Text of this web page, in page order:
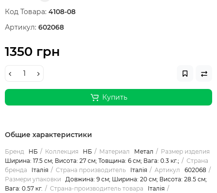
Код Товара: 4108-08
Артикул: 602068
1350 грн
Купить
Общие характеристики
Бренд НБ Коллекция НБ Материал Метал
Размер изделия
Ширина: 17.5 см; Висота: 27 см; Товщина: 6 см; Вага: 0.3 кг.;
Страна
бренда
Італія Страна производитель Італія Артикул
602068
Размери упаковки
Довжина: 9 см; Ширина: 20 см; Висота: 28.5 см;
Вага: 0.57 кг.
Страна-производитель товара Італія